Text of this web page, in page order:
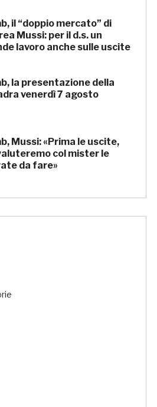
il “doppio mercato” di
Mussi: per il d.s. un
lavoro anche sulle uscite
la presentazione della
venerdì 7 agosto
Mussi: «Prima le uscite,
col mister le
da fare»